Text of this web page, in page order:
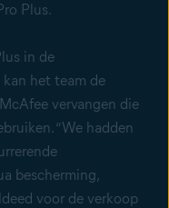
Plus.
in de
het team de
vervangen die
“We hadden
bescherming,
voor de verkoop